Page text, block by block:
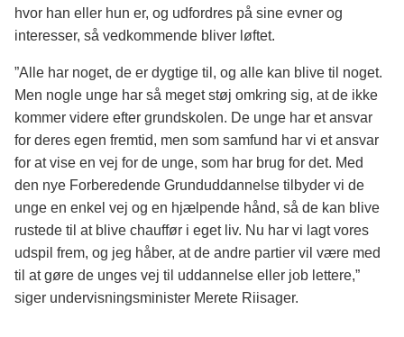
hvor han eller hun er, og udfordres på sine evner og
interesser, så vedkommende bliver løftet.
”Alle har noget, de er dygtige til, og alle kan blive til noget.
Men nogle unge har så meget støj omkring sig, at de ikke
kommer videre efter grundskolen. De unge har et ansvar
for deres egen fremtid, men som samfund har vi et ansvar
for at vise en vej for de unge, som har brug for det. Med
den nye Forberedende Grunduddannelse tilbyder vi de
unge en enkel vej og en hjælpende hånd, så de kan blive
rustede til at blive chauffør i eget liv. Nu har vi lagt vores
udspil frem, og jeg håber, at de andre partier vil være med
til at gøre de unges vej til uddannelse eller job lettere,”
siger undervisningsminister Merete Riisager.